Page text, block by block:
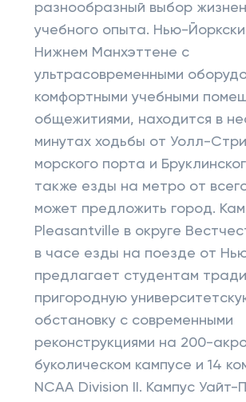
разнообразный выбор
учебного опыта. Нью-
Нижнем Манхэттене с
ультрасовременными
комфортными учебными
общежитиями, находится в
минутах ходьбы от Уолл-
морского порта и
также езды на метро от
может предложить город.
Pleasantville в округе
в часе езды на поезде от
предлагает студентам
пригородную
обстановку с современными
реконструкциями на 200-
буколическом кампусе и 14
NCAA Division II. Кампус Уайт-